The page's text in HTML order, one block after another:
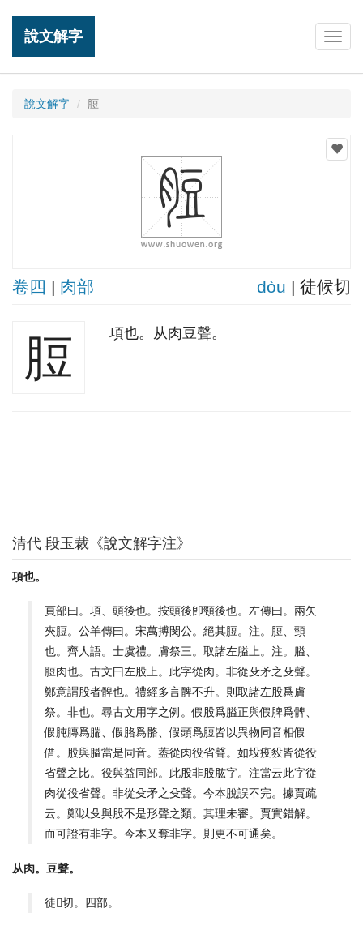
說文解字
說文解字 脰
卷四 | 肉部 dòu | 徒候切
脰 項也。从肉豆聲。
清代 段玉裁《說文解字注》
項也。
頁部曰。項、頭後也。按頭後卽頸後也。左傳曰。兩矢
夾脰。公羊傳曰。宋萬搏閔公。絕其脰。注。脰、頸
也。齊人語。士虞禮。膚祭三。取諸左膉上。注。膉、
脰肉也。古文曰左股上。此字從肉。非從殳矛之殳聲。
鄭意謂股者髀也。禮經多言髀不升。則取諸左股爲膚
祭。非也。尋古文用字之例。假股爲膉正與假脾爲髀、
假肫膞爲腨、假胳爲骼、假頭爲脰皆以異物同音相假
借。股與膉當是同音。葢從肉役省聲。如坄疫豛皆從役
省聲之比。役與益同部。此股非股肱字。注當云此字從
肉從役省聲。非從殳矛之殳聲。今本脫誤不完。據賈疏
云。鄭以殳與股不是形聲之類。其理未審。賈實錯解。
而可證有非字。今本又奪非字。則更不可通矣。
从肉。豆聲。
徒𠊱切。四部。